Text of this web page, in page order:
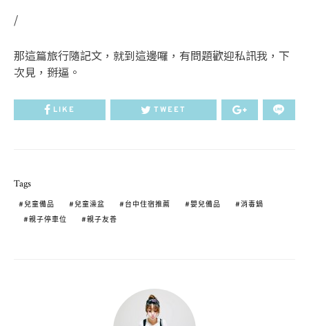
/
那這篇旅行隨記文，就到這邊囉，有問題歡迎私訊我，下
次見，掰逼。
LIKE TWEET
Tags
兒童備品 兒童澡盆 台中住宿推薦 嬰兒備品
消毒鍋
親子停車位
親子友善